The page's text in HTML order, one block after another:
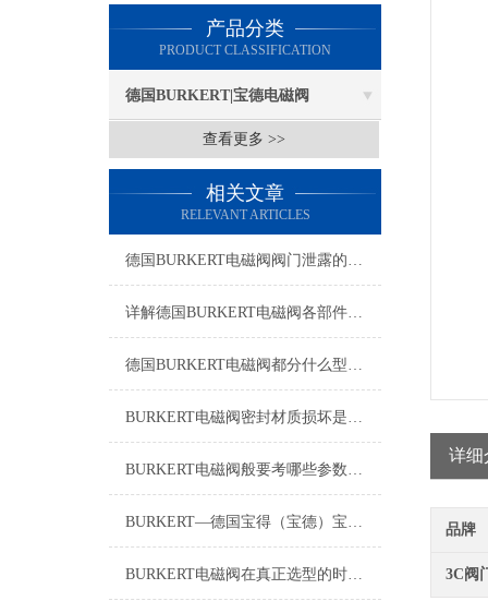
产品分类
PRODUCT CLASSIFICATION
德国BURKERT|宝德电磁阀
查看更多 >>
相关文章
RELEVANT ARTICLES
德国BURKERT电磁阀阀门泄露的焊接加工步骤原理有哪些？
详解德国BURKERT电磁阀各部件结构特点？
德国BURKERT电磁阀都分什么型号的它们是如何控制各种功能
BURKERT电磁阀密封材质损坏是哪些原因造成的，BURKERT
BURKERT电磁阀般要考哪些参数来维护寿命时间延长
BURKERT—德国宝得（宝德）宝帝电磁阀，BURKERT—德国宝得（宝德）宝帝电磁阀
BURKERT电磁阀在真正选型的时候要注意那几个步骤，BURKERT电磁阀
详细
品牌
3C阀